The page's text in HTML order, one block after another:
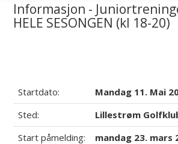
Informasjon -
HELE SESONGEN (kl 18-20)
Startdato:
Mandag 11. Mai
Sted:
Lillestrøm
Start påmelding:
mandag 23. mars